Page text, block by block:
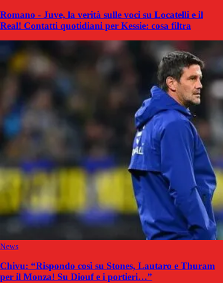
Romano - Juve, la verità sulle voci su Locatelli e il
Real! Contatti quotidiani per Kessie: cosa filtra
News
Chivu: “Rispondo così su Stones, Lautaro e Thuram
per il Monza! Su Diouf e i portieri…”